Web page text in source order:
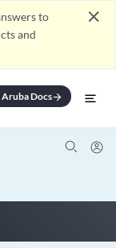
to
and
close
Aruba Docsarrow_forward